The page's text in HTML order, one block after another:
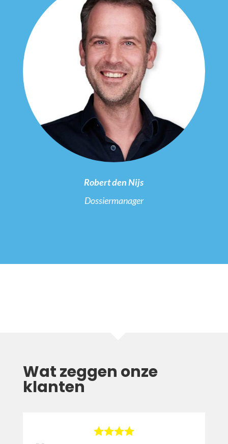
Robert den Nijs
Dossiermanager
Wat zeggen onze
klanten